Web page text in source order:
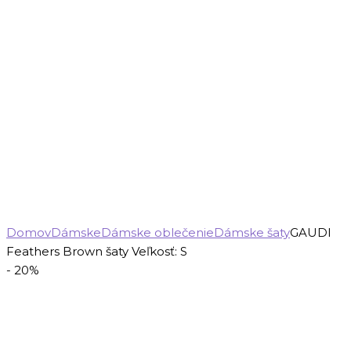
DomovDámskeDámske oblečenieDámske šatyGAUDI
Feathers Brown šaty Veľkosť: S
- 20%